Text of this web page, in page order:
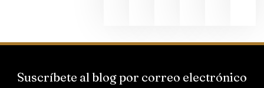
Suscríbete al blog por correo electrónico